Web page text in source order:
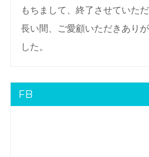
もちまして、終了させていただ
長い間、ご愛顧いただきあり
した。
FB